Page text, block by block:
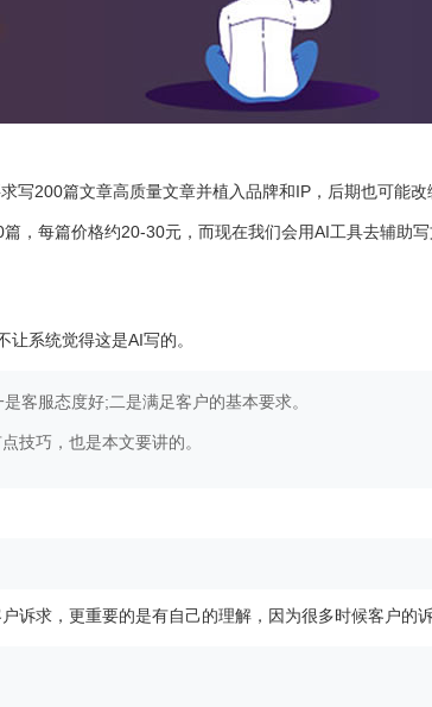
写200篇文章高质量文章并植入品牌和IP，后期也可能改
篇，每篇价格约20-30元，而现在我们会用AI工具去辅助写
系统觉得这是AI写的。
客服态度好;二是满足客户的基本要求。
技巧，也是本文要讲的。
诉求，更重要的是有自己的理解，因为很多时候客户的